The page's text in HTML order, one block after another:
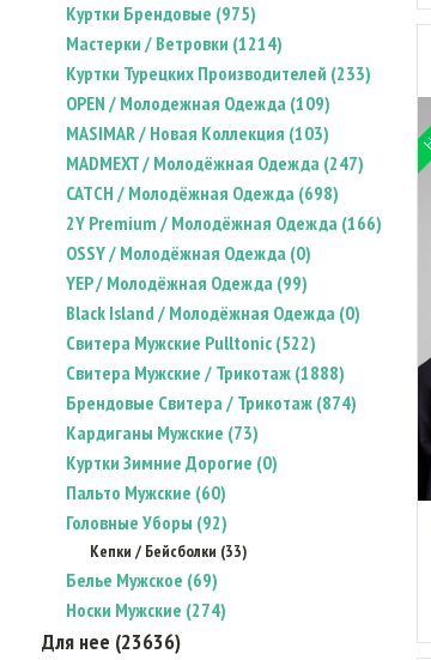
Куртки Брендовые (975)
Мастерки / Ветровки (1214)
Куртки Турецких Производителей (233)
OPEN / Молодежная Одежда (109)
MASIMAR / Новая Коллекция (103)
MADMEXT / Молодёжная Одежда (247)
CATCH / Молодёжная Одежда (698)
2Y Premium / Молодёжная Одежда (166)
OSSY / Молодёжная Одежда (0)
YEP / Молодёжная Одежда (99)
Black Island / Молодёжная Одежда (0)
Свитера Мужские Pulltonic (522)
Свитера Мужские / Трикотаж (1888)
Брендовые Свитера / Трикотаж (874)
Кардиганы Мужские (73)
Куртки Зимние Дорогие (0)
Пальто Мужские (60)
Головные Уборы (92)
Кепки / Бейсболки (33)
Белье Мужское (69)
Носки Мужские (274)
Для нее (23636)